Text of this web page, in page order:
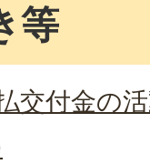
等
交付金の